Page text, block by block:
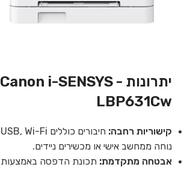
יתרונות - Canon i-SENSYS
LBP631Cw
קישוריות רחבה:
נוחה ממחשב אישי או מכשירים ניידים.
אבטחה מתקדמת: